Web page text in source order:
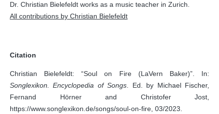
Dr. Christian Bielefeldt works as a music teacher in Zurich.
All contributions by Christian Bielefeldt
Citation
Christian Bielefeldt: “Soul on Fire (LaVern Baker)”. In:
Songlexikon. Encyclopedia of Songs . Ed. by Michael Fischer,
Fernand Hörner and Christofer Jost,
https://www.songlexikon.de/songs/soul-on-fire, 03/2023.